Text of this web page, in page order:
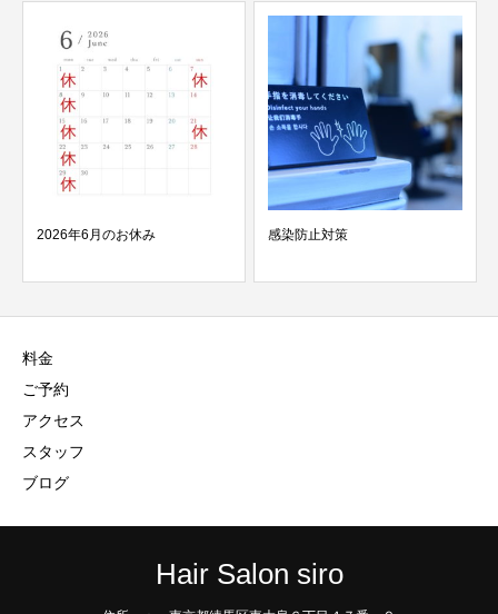
2026年6月のお休み 感染防止対策
料金
ご予約
アクセス
スタッフ
ブログ
Hair Salon siro